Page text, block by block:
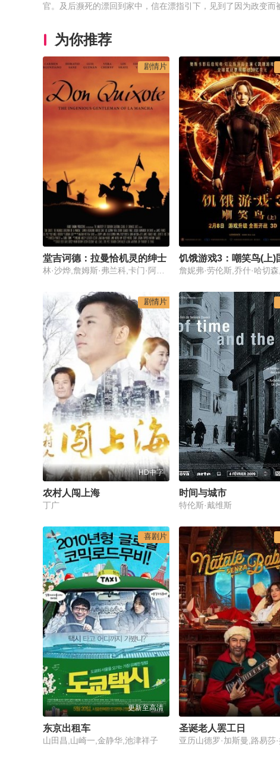
官。及后濒死的漂回到家中，信在漂指引下，见到了因为政变
为你推荐
剧情片
堂吉诃德：拉曼恰机灵的绅士 饥饿游戏3：嘲笑鸟(上)
剧情片
HD中字
农村人闯上海
丁广
时间与城市
特伦斯·戴维斯
喜剧片
更新至高清
东京出租车
山田昌,山崎一,金静华,池津祥子
圣诞老人罢工日